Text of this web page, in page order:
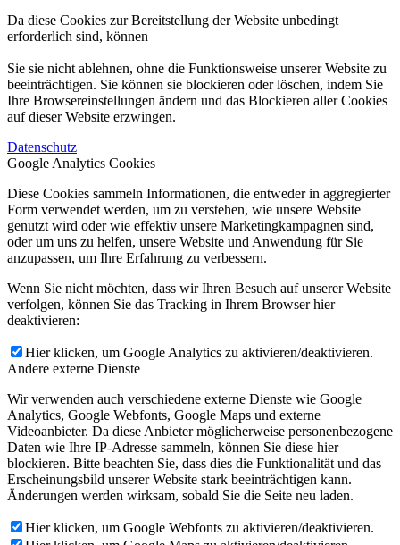
Da diese Cookies zur Bereitstellung der Website unbedingt
erforderlich sind, können
Sie sie nicht ablehnen, ohne die Funktionsweise unserer Website zu
beeinträchtigen. Sie können sie blockieren oder löschen, indem Sie
Ihre Browsereinstellungen ändern und das Blockieren aller Cookies
auf dieser Website erzwingen.
Datenschutz
Google Analytics Cookies
Diese Cookies sammeln Informationen, die entweder in aggregierter
Form verwendet werden, um zu verstehen, wie unsere Website
genutzt wird oder wie effektiv unsere Marketingkampagnen sind,
oder um uns zu helfen, unsere Website und Anwendung für Sie
anzupassen, um Ihre Erfahrung zu verbessern.
Wenn Sie nicht möchten, dass wir Ihren Besuch auf unserer Website
verfolgen, können Sie das Tracking in Ihrem Browser hier
deaktivieren:
Hier klicken, um Google Analytics zu aktivieren/deaktivieren.
Andere externe Dienste
Wir verwenden auch verschiedene externe Dienste wie Google
Analytics, Google Webfonts, Google Maps und externe
Videoanbieter. Da diese Anbieter möglicherweise personenbezogene
Daten wie Ihre IP-Adresse sammeln, können Sie diese hier
blockieren. Bitte beachten Sie, dass dies die Funktionalität und das
Erscheinungsbild unserer Website stark beeinträchtigen kann.
Änderungen werden wirksam, sobald Sie die Seite neu laden.
Hier klicken, um Google Webfonts zu aktivieren/deaktivieren.